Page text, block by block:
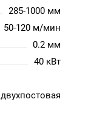
285-1000 мм
50-120 м/мин
0.2 мм
40 кВт
двухпостовая